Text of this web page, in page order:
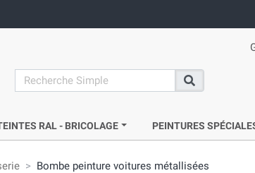
search
Recherche
RAL - BRICOLAGE PEINTURES
Bombe peinture voitures métallisées